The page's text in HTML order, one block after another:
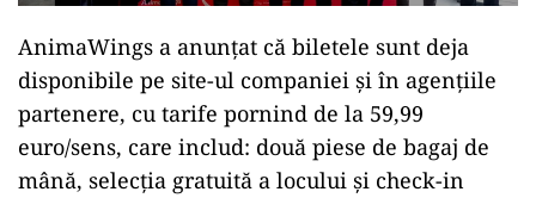
AnimaWings a anunțat că biletele sunt deja
disponibile pe site-ul companiei și în agențiile
partenere, cu tarife pornind de la 59,99
euro/sens, care includ: două piese de bagaj de
mână, selecția gratuită a locului și check-in